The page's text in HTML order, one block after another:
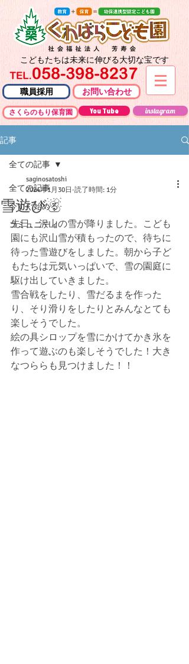
こどもたちは未来に伸びる大切な宝です
職員採用 お問い合わせ
さくらのもり保育園 You Tube instagram
記事
全ての記事
今すぐ始める
コミュニティ
全ての記事
雪遊び☃
saginosatoshi
2024年1月30日 読了時間: 1分
先日、沢山の雪が降りました。こども
園にも沢山雪が積もったので、待ちに
待った雪遊びをしました。朝から子ど
もたちは元気いっぱいで、雪の園庭に
駆け出していきました。
雪合戦をしたり、雪だるまを作った
り、そり滑りをしたりとみんなとても
楽しそうでした。
絵の具シロップを雪にかけてかき氷を
作って遊ぶのも楽しそうでした！大き
なつららも見つけました！！